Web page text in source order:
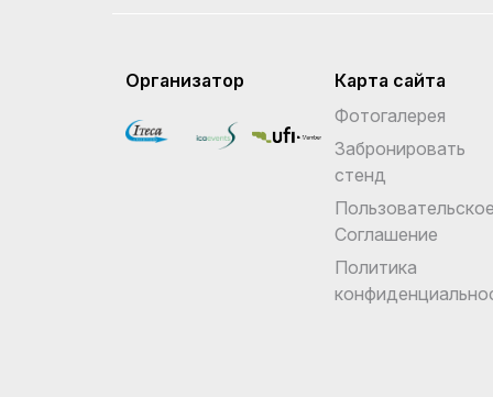
Организатор
Карта сайта
Фотогалерея
Забронировать
стенд
Пользовательское
Соглашение
Политика